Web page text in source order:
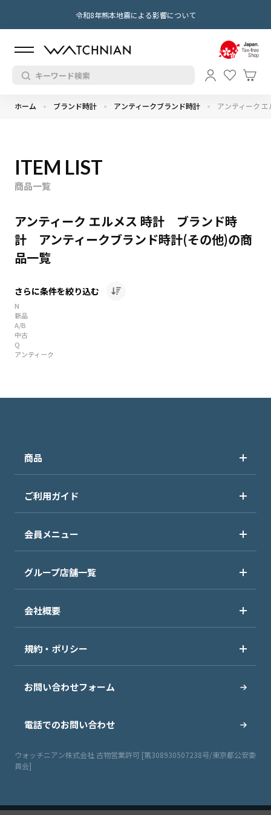
令和8年熊本地震による影響について
ホーム ブランド時計 アンティークブランド時計 アンティーク
ITEM LIST
商品一覧
アンティーク エルメス 時計 ブランド時
計 アンティークブランド時計(その他)の商
品一覧
さらに条件を絞り込む
N
新品
A/B
中古
Q
アンティーク
商品
ご利用ガイド
会員メニュー
グループ店舗一覧
会社概要
規約・ポリシー
お問い合わせフォーム
電話でのお問い合わせ
ウォッチニアン株式会社 古物営業許可 [第308930507238号/東京都公安委
員会]